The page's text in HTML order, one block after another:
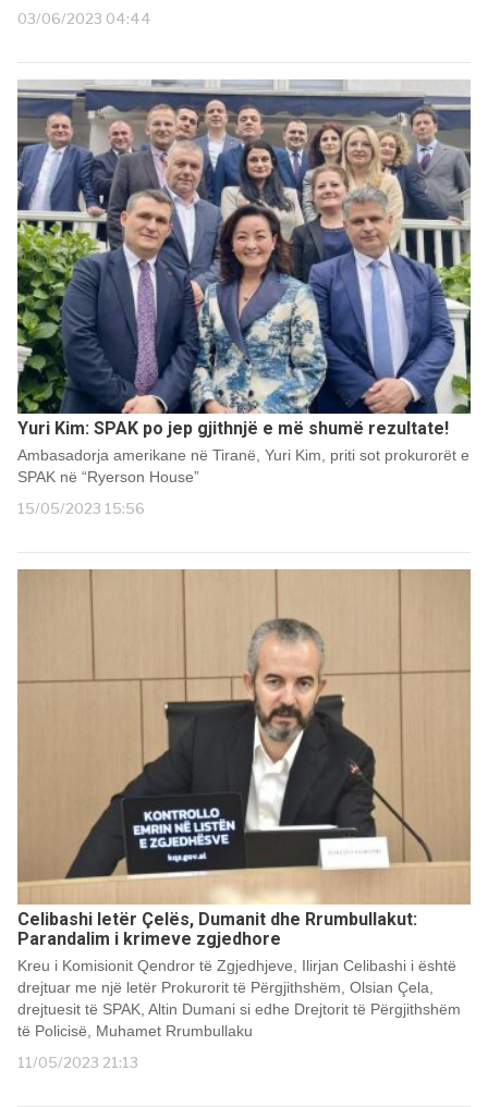
03/06/2023 04:44
Yuri Kim: SPAK po jep gjithnjë e më shumë rezultate!
Ambasadorja amerikane në Tiranë, Yuri Kim, priti sot prokurorët e
SPAK në “Ryerson House”
15/05/2023 15:56
Celibashi letër Çelës, Dumanit dhe Rrumbullakut:
Parandalim i krimeve zgjedhore
Kreu i Komisionit Qendror të Zgjedhjeve, Ilirjan Celibashi i është
drejtuar me një letër Prokurorit të Përgjithshëm, Olsian Çela,
drejtuesit të SPAK, Altin Dumani si edhe Drejtorit të Përgjithshëm
të Policisë, Muhamet Rrumbullaku
11/05/2023 21:13